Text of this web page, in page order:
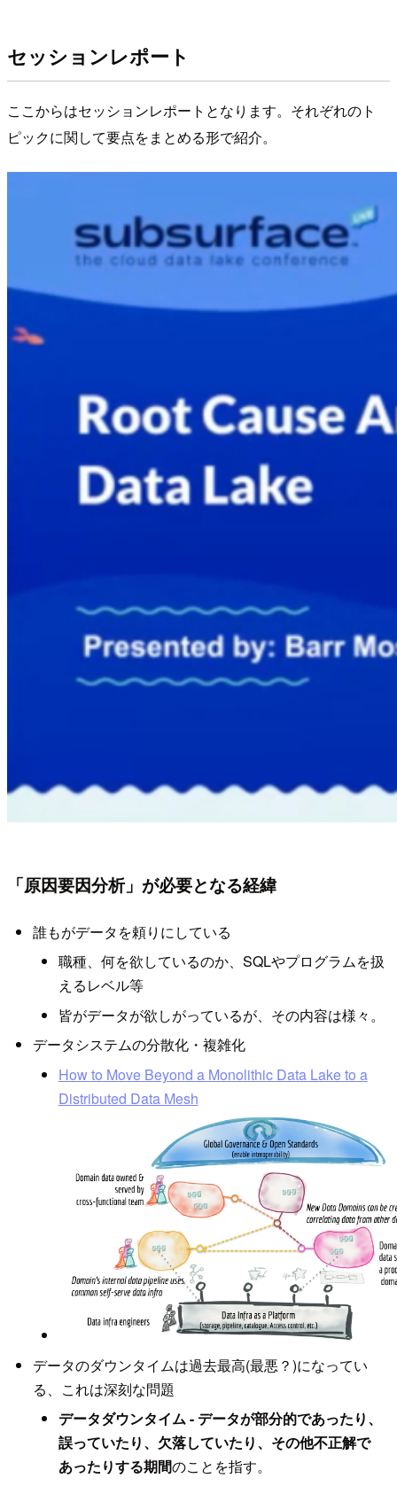
セッションレポート
ここからはセッションレポートとなります。それぞれのト
ピックに関して要点をまとめる形で紹介。
「原因要因分析」が必要となる経緯
誰もがデータを頼りにしている
職種、何を欲しているのか、SQLやプログラムを扱
えるレベル等
皆がデータが欲しがっているが、その内容は様々。
データシステムの分散化・複雑化
How to Move Beyond a Monolithic Data Lake to a
Distributed Data Mesh
データのダウンタイムは過去最高(最悪？)になってい
る、これは深刻な問題
データダウンタイム - データが部分的であったり、
誤っていたり、欠落していたり、その他不正解で
あったりする期間のことを指す。